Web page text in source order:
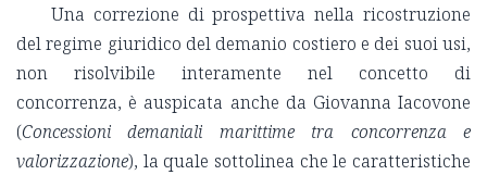
Una correzione di prospettiva nella ricostruzione
del regime giuridico del demanio costiero e dei suoi usi,
non risolvibile interamente nel concetto di
concorrenza, è auspicata anche da Giovanna Iacovone
(Concessioni demaniali marittime tra concorrenza e
valorizzazione), la quale sottolinea che le caratteristiche